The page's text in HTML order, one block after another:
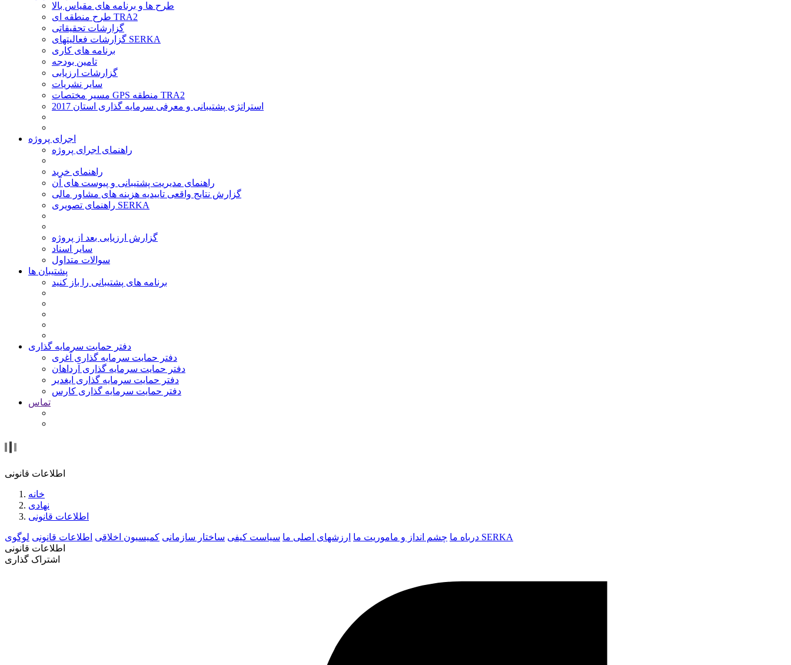
طرح ها و برنامه های مقیاس بالا
طرح منطقه ای TRA2
گزارشات تحقیقاتی
گزارشات فعالیتهای SERKA
برنامه های کاری
تامین بودجه
گزارشات ارزیابی
سایر نشریات
مسیر مختصات GPS منطقه TRA2
استراتژی پشتیبانی و معرفی سرمایه گذاری استان 2017
اجرای پروژه
راهنمای اجرای پروژه
راهنمای خرید
راهنمای مدیریت پشتیبانی و پیوست های آن
گزارش نتایج واقعی تاییدیه هزینه های مشاور مالی
راهنمای تصویری SERKA
گزارش ارزیابی بعد از پروژه
سایر اسناد
سوالات متداول
پشتیبان ها
برنامه های پشتیبانی را باز کنید
دفتر حمایت سرمایه گذاری
دفتر حمایت سرمایه گذاری آغری
دفتر حمایت سرمایه گذاری آرداهان
دفتر حمایت سرمایه گذاری ایغدیر
دفتر حمایت سرمایه گذاری کارس
تماس
اطلاعات قانونی
خانه
نهادی
اطلاعات قانونی
درباه ما چشم انداز و ماموریت ما ارزشهای اصلی ما سیاست کیفی ساختار سازمانی کمیسیون اخلاقی اطلاعات قانونی
لوگوی SERKA
اطلاعات قانونی
اشتراک گذاری